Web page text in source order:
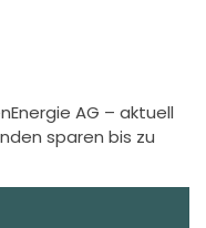
AG – aktuell
sparen bis zu